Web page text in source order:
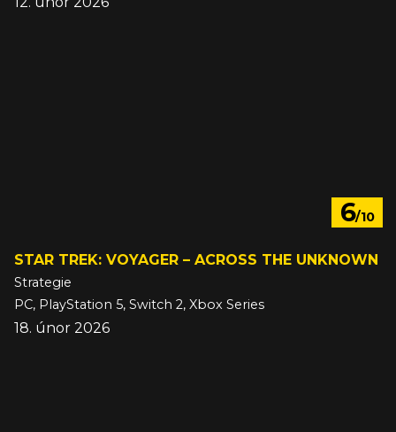
6/10
STAR TREK: VOYAGER – ACROSS THE UNKNOWN
Strategie
PC, PlayStation 5, Switch 2, Xbox Series
18. únor 2026